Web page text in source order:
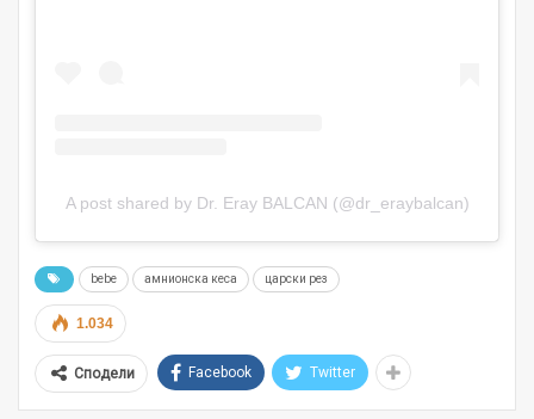
A post shared by Dr. Eray BALCAN (@dr_eraybalcan)
bebe амнионска кеса царски рез
1.034
Сподели Facebook Twitter